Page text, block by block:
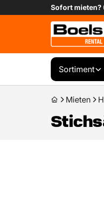
Sofort mieten?
Sortiment
Mieten